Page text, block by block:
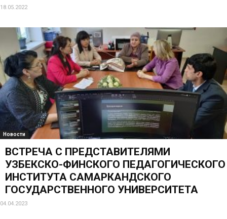
18.05.2022
Новости
ВСТРЕЧА С ПРЕДСТАВИТЕЛЯМИ
УЗБЕКСКО-ФИНСКОГО ПЕДАГОГИЧЕСКОГО
ИНСТИТУТА САМАРКАНДСКОГО
ГОСУДАРСТВЕННОГО УНИВЕРСИТЕТА
04.04.2023